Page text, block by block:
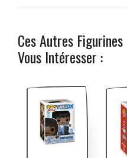
Ces Autres
Vous Intéresser :